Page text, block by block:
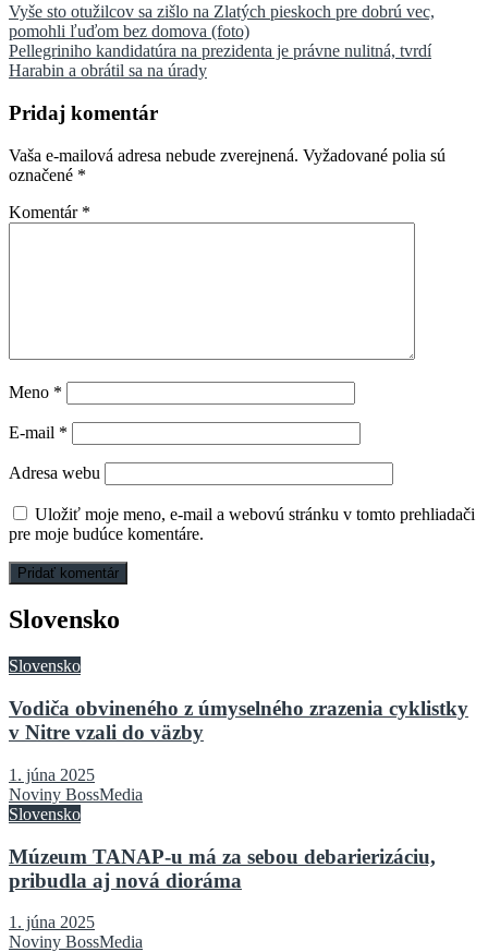
Navigácia
v
článku
Vyše sto otužilcov sa zišlo na Zlatých pieskoch pre dobrú vec,
pomohli ľuďom bez domova (foto)
Pellegriniho kandidatúra na prezidenta je právne nulitná, tvrdí
Harabin a obrátil sa na úrady
Pridaj komentár
Vaša e-mailová adresa nebude zverejnená. Vyžadované polia sú
označené *
Komentár *
Meno *
E-mail *
Adresa webu
Uložiť moje meno, e-mail a webovú stránku v tomto prehliadači
pre moje budúce komentáre.
Slovensko
Slovensko
Vodiča obvineného z úmyselného zrazenia cyklistky
v Nitre vzali do väzby
1. júna 2025
Noviny BossMedia
Slovensko
Múzeum TANAP-u má za sebou debarierizáciu,
pribudla aj nová dioráma
1. júna 2025
Noviny BossMedia